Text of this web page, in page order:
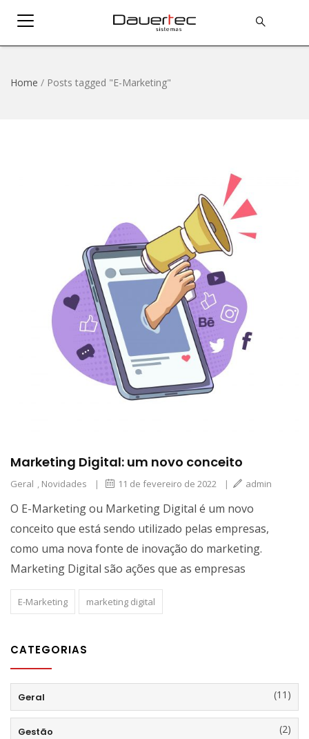
Home / Posts tagged "E-Marketing"
Marketing Digital: um novo conceito
Geral , Novidades | 11 de fevereiro de 2022 | admin
O E-Marketing ou Marketing Digital é um novo
conceito que está sendo utilizado pelas empresas,
como uma nova fonte de inovação do marketing.
Marketing Digital são ações que as empresas
E-Marketing marketing digital
CATEGORIAS
Geral (11)
Gestão (2)